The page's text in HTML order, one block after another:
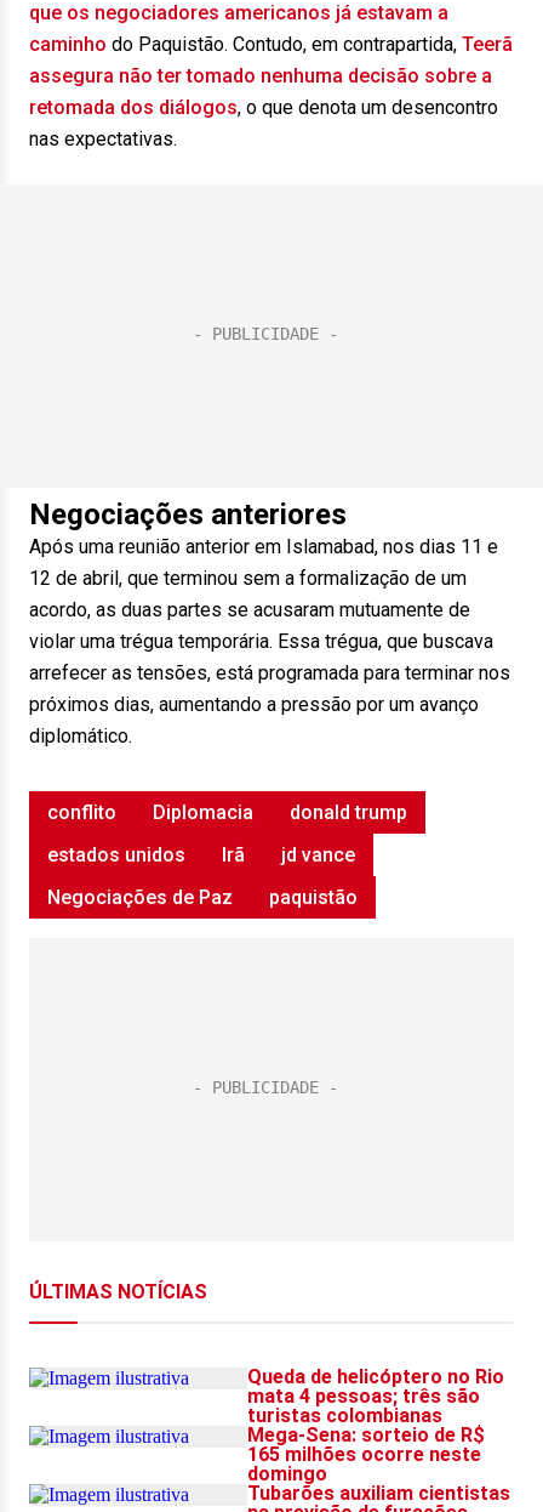
que os negociadores americanos já estavam a
caminho do Paquistão. Contudo, em contrapartida, Teerã
assegura não ter tomado nenhuma decisão sobre a
retomada dos diálogos, o que denota um desencontro
nas expectativas.
Negociações anteriores
Após uma reunião anterior em Islamabad, nos dias 11 e
12 de abril, que terminou sem a formalização de um
acordo, as duas partes se acusaram mutuamente de
violar uma trégua temporária. Essa trégua, que buscava
arrefecer as tensões, está programada para terminar nos
próximos dias, aumentando a pressão por um avanço
diplomático.
conflito Diplomacia
donald trump
estados unidos
Irã
jd vance
Negociações de Paz
paquistão